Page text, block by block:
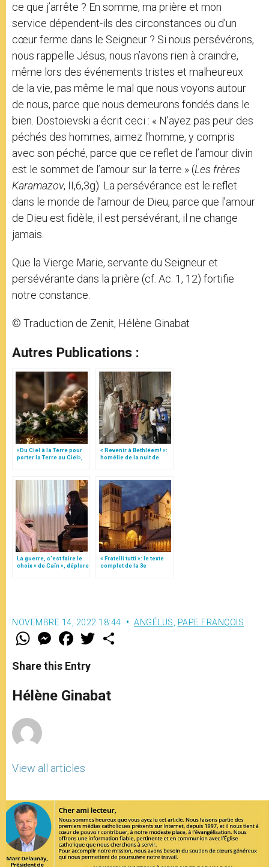
ce que j’arrête ? En somme, ma prière et mon
service dépendent-ils des circonstances ou d’un
cœur ferme dans le Seigneur ? Si nous persévérons,
nous rappelle Jésus, nous n’avons rien à craindre,
même lors des événements tristes et malheureux
de la vie, pas même le mal que nous voyons autour
de nous, parce que nous demeurons fondés dans le
bien. Dostoievski a écrit ceci : « N’ayez pas peur des
péchés des hommes, aimez l’homme, y compris
avec son péché, parce que ce reflet de l’amour divin
est le sommet de l’amour sur la terre » (Les frères
Karamazov, II,6,3g). La persévérance est le reflet
dans le monde de l’amour de Dieu, parce que l’amour
de Dieu est fidèle, il est persévérant, il ne change
jamais.
Que la Vierge Marie, servante du Seigneur et
persévérante dans la prière (cf. Ac. 1, 12) fortifie
notre constance.
© Traduction de Zenit, Hélène Ginabat
Autres Publications :
«Du Ciel à la Terre pour
porter la Terre au Ciel»,
« Revenir à Bethléem! »:
homélie de la nuit de
Noël (texte complet)
La guerre, c’est faire le
choix « de Caïn », déplore
« Fratelli tutti »: le texte
complet de la 3e
NOVEMBRE 14, 2022 18:44 ANGÉLUS PAPE FRANÇOIS
W
t
s
p
p
M
e
s
e
g
e
F
a
e
b
o
k
w
r
Share this Entry
Hélène Ginabat
View all articles